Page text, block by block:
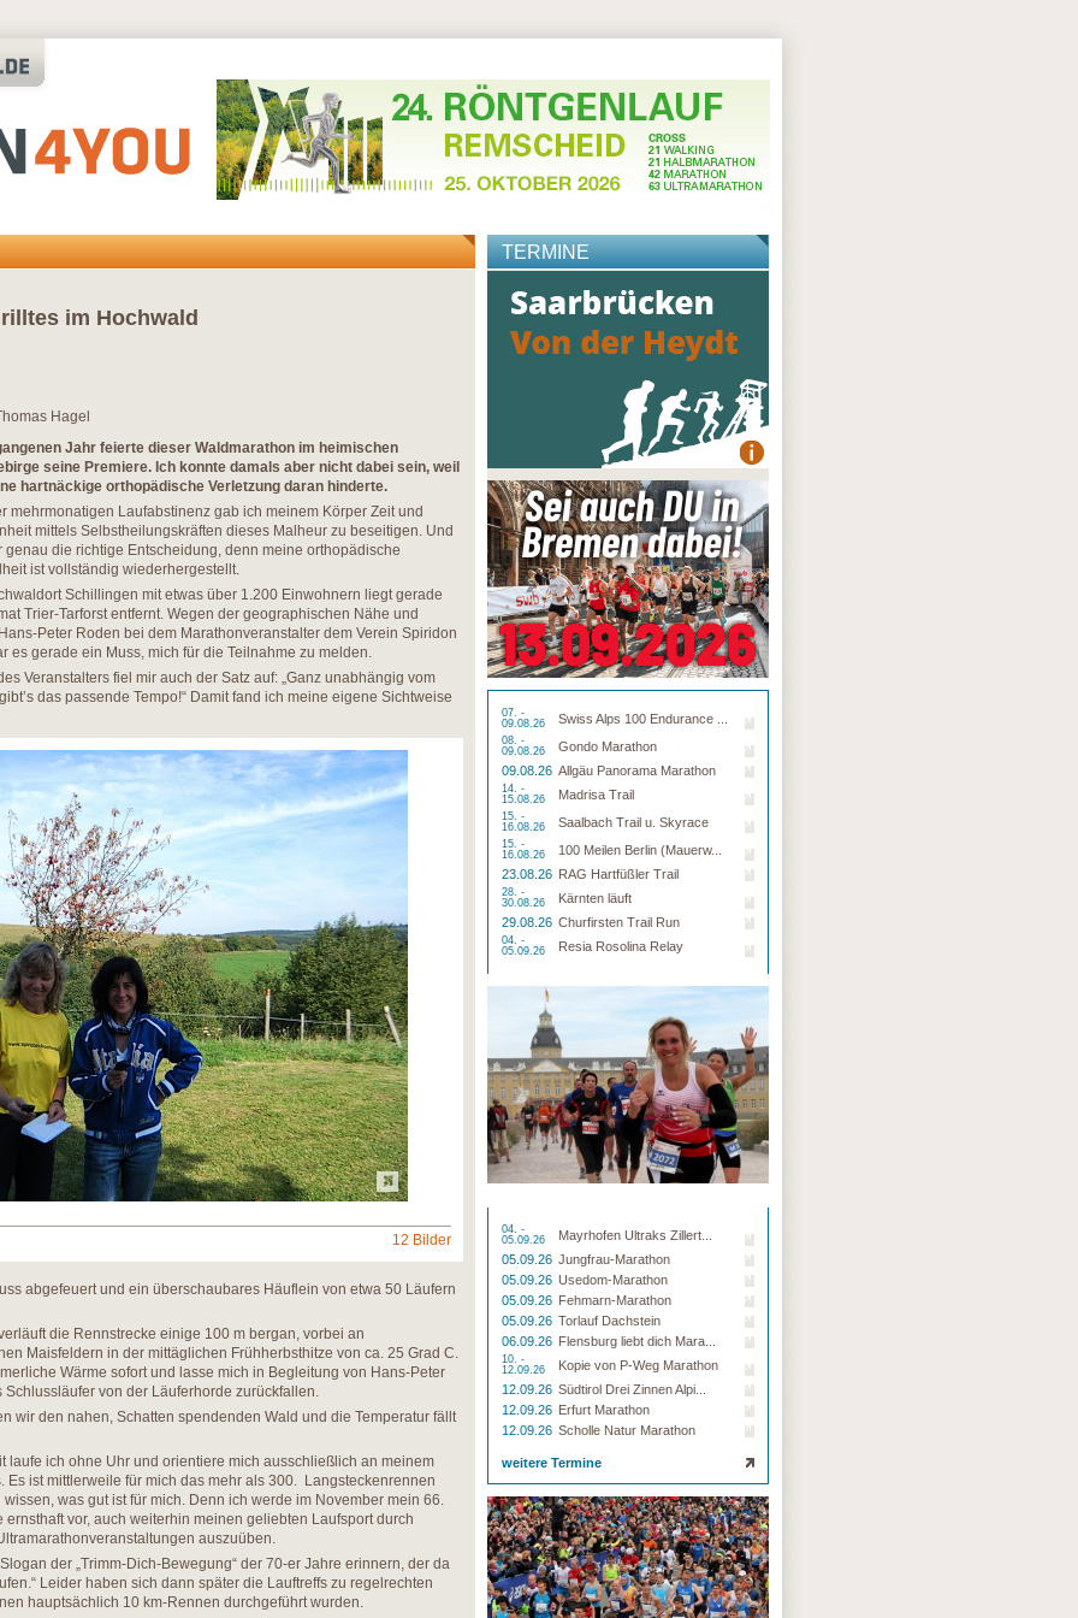
im Hochwald
Hagel
Jahr feierte dieser Waldmarathon im heimischen
seine Premiere. Ich konnte damals aber nicht dabei sein, weil
hartnäckige orthopädische Verletzung daran hinderte.
mehrmonatigen Laufabstinenz gab ich meinem Körper Zeit und
mittels Selbstheilungskräften dieses Malheur zu beseitigen. Und
genau die richtige Entscheidung, denn meine orthopädische
ist vollständig wiederhergestellt.
Schillingen mit etwas über 1.200 Einwohnern liegt gerade
Trier-Tarforst entfernt. Wegen der geographischen Nähe und
Peter Roden bei dem Marathonveranstalter dem Verein Spiridon
es gerade ein Muss, mich für die Teilnahme zu melden.
Veranstalters fiel mir auch der Satz auf: „Ganz unabhängig vom
das passende Tempo!“ Damit fand ich meine eigene Sichtweise
12 Bilder
abgefeuert und ein überschaubares Häuflein von etwa 50 Läufern
die Rennstrecke einige 100 m bergan, vorbei an
Maisfeldern in der mittäglichen Frühherbsthitze von ca. 25 Grad C.
Wärme sofort und lasse mich in Begleitung von Hans-Peter
von der Läuferhorde zurückfallen.
wir den nahen, Schatten spendenden Wald und die Temperatur fällt
laufe ich ohne Uhr und orientiere mich ausschließlich an meinem
Es ist mittlerweile für mich das mehr als 300. Langsteckenrennen
was gut ist für mich. Denn ich werde im November mein 66.
vor, auch weiterhin meinen geliebten Laufsport durch
auszuüben.
der „Trimm-Dich-Bewegung“ der 70-er Jahre erinnern, der da
Leider haben sich dann später die Lauftreffs zu regelrechten
hauptsächlich 10 km-Rennen durchgeführt wurden.
TERMINE
07. -
09.08.26
Swiss Alps 100 Endurance ...
08. -
09.08.26
Gondo Marathon
09.08.26 Allgäu Panorama Marathon
14. -
15.08.26
Madrisa Trail
15. -
16.08.26
Saalbach Trail u. Skyrace
15. -
16.08.26
100 Meilen Berlin (Mauerw...
23.08.26 RAG Hartfüßler Trail
28. -
30.08.26
Kärnten läuft
29.08.26 Churfirsten Trail Run
04. -
05.09.26
Resia Rosolina Relay
04. -
05.09.26
Mayrhofen Ultraks Zillert...
05.09.26 Jungfrau-Marathon
05.09.26 Usedom-Marathon
05.09.26 Fehmarn-Marathon
05.09.26 Torlauf Dachstein
06.09.26 Flensburg liebt dich Mara...
10. -
12.09.26
Kopie von P-Weg Marathon
12.09.26 Südtirol Drei Zinnen Alpi...
12.09.26 Erfurt Marathon
12.09.26 Scholle Natur Marathon
weitere Termine